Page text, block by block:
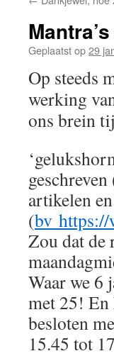
Geplaatst op29
Op steeds
werking
ons brein
artikelen
(bv
Zou dat de
Waar we 6
met 25!
besloten
15.45 tot